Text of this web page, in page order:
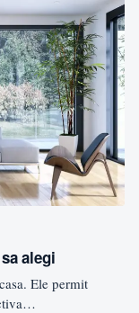
alegi
Ele permit